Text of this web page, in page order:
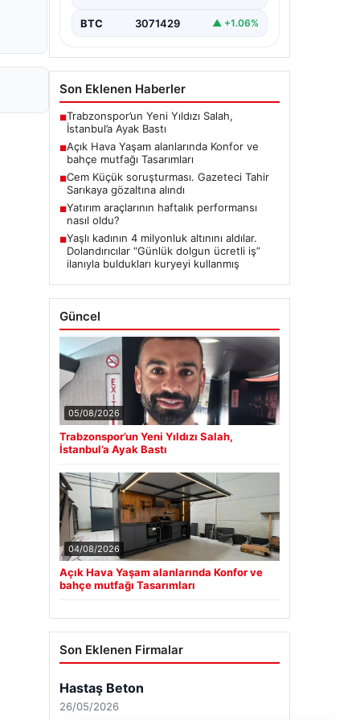
BTC 3071429 ▲ +1.06%
Son Eklenen Haberler
■Trabzonspor’un Yeni Yıldızı Salah,
İstanbul’a Ayak Bastı
■Açık Hava Yaşam alanlarında Konfor ve
bahçe mutfağı Tasarımları
■Cem Küçük soruşturması. Gazeteci Tahir
Sarıkaya gözaltına alındı
■Yatırım araçlarının haftalık performansı
nasıl oldu?
■Yaşlı kadının 4 milyonluk altınını aldılar.
Dolandırıcılar “Günlük dolgun ücretli iş”
ilanıyla buldukları kuryeyi kullanmış
Güncel
05/08/2026
Trabzonspor’un Yeni Yıldızı Salah,
İstanbul’a Ayak Bastı
04/08/2026
Açık Hava Yaşam alanlarında Konfor ve
bahçe mutfağı Tasarımları
Son Eklenen Firmalar
Hastaş Beton
26/05/2026